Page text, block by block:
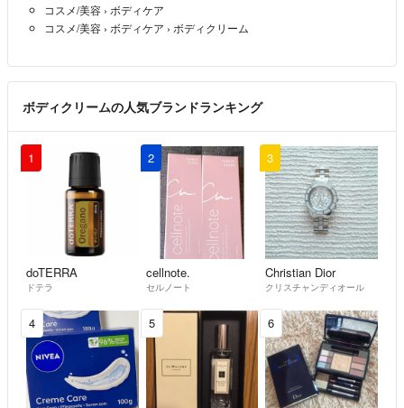
コスメ/美容 › ボディケア
コスメ/美容 › ボディケア › ボディクリーム
ボディクリームの人気ブランドランキング
1
doTERRA
ドテラ
2
cellnote.
セルノート
3
Christian Dior
クリスチャンディオール
4 5 6